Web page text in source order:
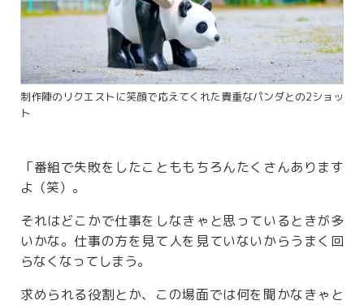
制作陣のリクエストに笑顔で応えてくれた貴重なパンダとの2ショッ
ト
「番組で失敗をしたことももちろんたくさんあります
よ（笑）。
それはどこかで仕事をしなきゃと思っているときが多
いかな。仕事の方を見て人を見ていないからうまく回
らなくなってしまう。
求められる役割とか、この場面では何を聞かなきゃと